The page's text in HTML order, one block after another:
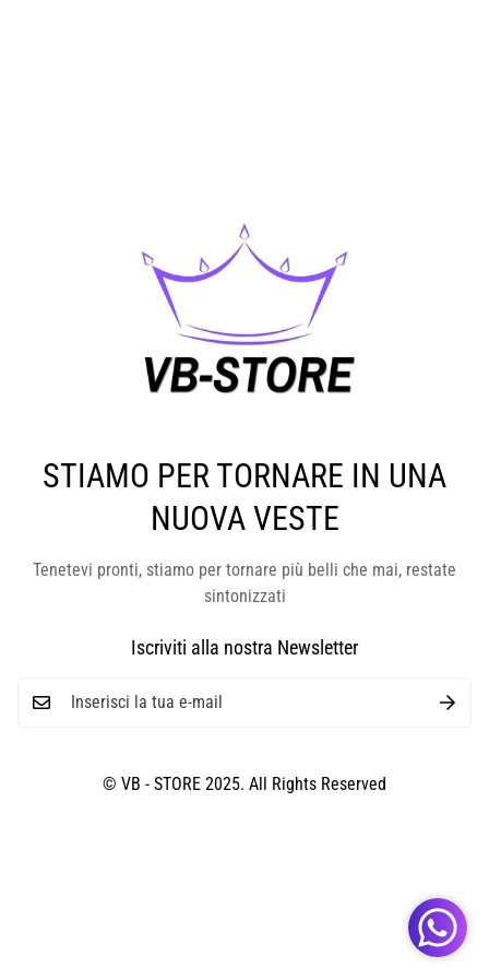
STIAMO PER TORNARE IN UNA
NUOVA VESTE
Tenetevi pronti, stiamo per tornare più belli che mai, restate
sintonizzati
Iscriviti alla nostra Newsletter
© VB - STORE 2025. All Rights Reserved